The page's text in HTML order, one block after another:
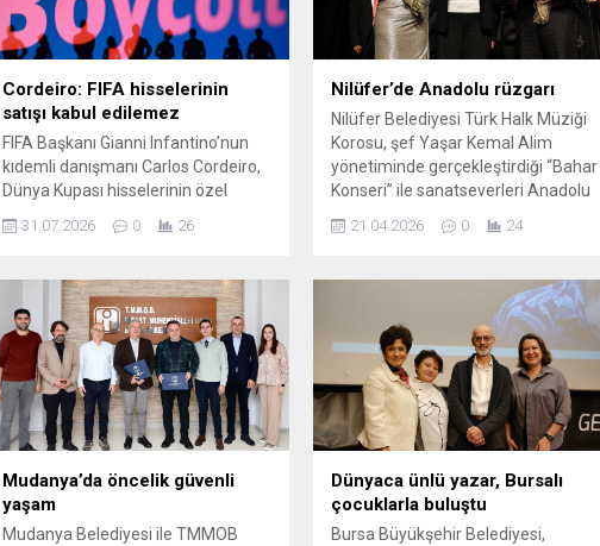
Cordeiro: FIFA hisselerinin
satışı kabul edilemez
FIFA Başkanı Gianni Infantino’nun
kıdemli danışmanı Carlos Cordeiro,
Dünya Kupası hisselerinin özel
çıkarak görevinden istifa etti.
duyuran Cordeiro, önerinin FIFA’nın
geleceğini tehlikeye atacağını
belirtti. Cordeiro, beş yıldır
Infantino’ya danışmanlık yaptığını
belirterek, bu planın
hazırlanmasında rolü olmadığını
vurguladı ve istifa gerekçesini şu
sözlerle açıkladı:...
31.07.2026 0 26
Nilüfer’de Anadolu rüzgarı
Nilüfer Belediyesi Türk Halk Müziği
Korosu, şef Yaşar Kemal Alim
yönetiminde gerçekleştirdiği “Bahar
Konseri” ile sanatseverleri Anadolu
Belediyesi Türk Halk Müziği Korosu,
Nâzım Hikmet Kültürevi’nde
düzenlenen ve Türk halk müziğinin
en sevilen ezgilerinin seslendirildiği
geceye, sanatseverler yoğun ilgi
gösterdi. Şef Yaşar Kemal Alim’in...
21.04.2026 0 24
Mudanya’da öncelik güvenli
yaşam
Mudanya Belediyesi ile TMMOB
Dünyaca ünlü yazar, Bursalı
çocuklarla buluştu
Bursa Büyükşehir Belediyesi,